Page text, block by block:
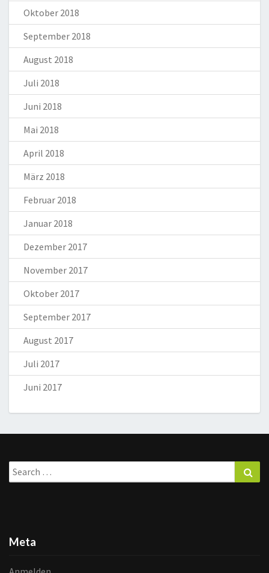
Oktober 2018
September 2018
August 2018
Juli 2018
Juni 2018
Mai 2018
April 2018
März 2018
Februar 2018
Januar 2018
Dezember 2017
November 2017
Oktober 2017
September 2017
August 2017
Juli 2017
Juni 2017
Search
for:
Meta